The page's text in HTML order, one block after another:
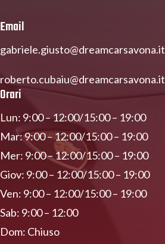
Email
gabriele.giusto@dreamcarsavona.it
roberto.cubaiu@dreamcarsavona.it
Orari
Lun: 9:00 – 12:00/15:00 – 19:00
Mar: 9:00 – 12:00/15:00 – 19:00
Mer: 9:00 – 12:00/15:00 – 19:00
Giov: 9:00 – 12:00/15:00 – 19:00
Ven: 9:00 – 12:00/15:00 – 19:00
Sab: 9:00 – 12:00
Dom: Chiuso